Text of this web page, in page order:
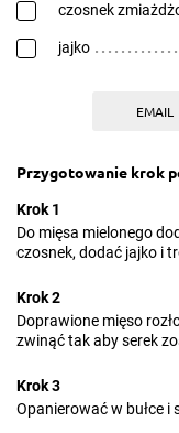
czosnek
jajko
EMAIL
Przygotowanie krok
Krok 1
Do mięsa mielonego
czosnek, dodać jajko i
Krok 2
Doprawione mięso
zwinąć tak aby serek
Krok 3
Opanierować w bułce i